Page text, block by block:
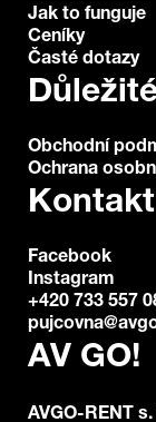
Jak to funguje
Ceníky
Časté dotazy
Obchodní
Ochrana
Kontakt
Facebook
Instagram
+420 733 557
AV GO!
AVGO-RENT